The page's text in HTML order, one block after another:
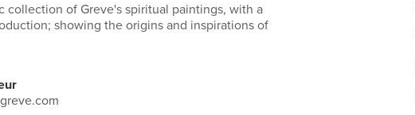
collection of Greve's spiritual paintings, with a
showing the origins and inspirations of